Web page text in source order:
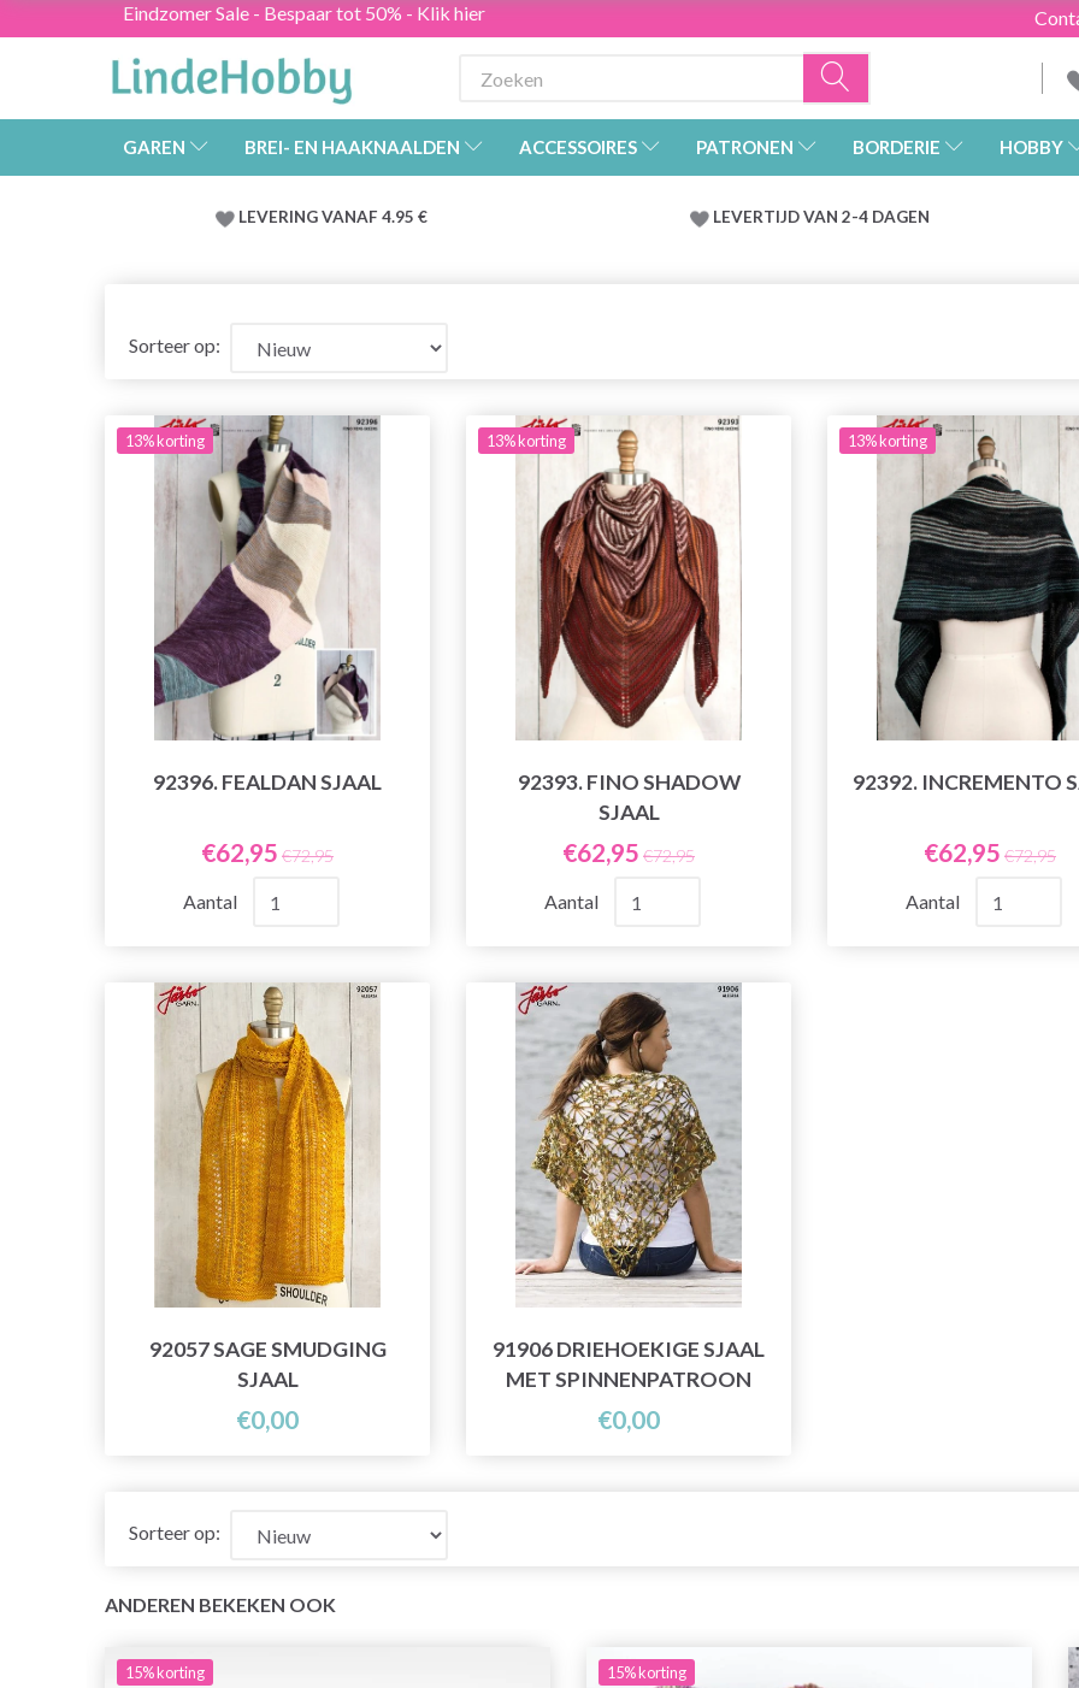
Eindzomer Sale - Bespaar tot 50% - Klik hier
GAREN BREI- EN HAAKNAALDEN ACCESSOIRES PATRONEN BORDERIE HOBBY
LEVERING VANAF 4.95 € LEVERTIJD VAN 2-4 DAGEN
Sorteer op:
13% korting
92396. FEALDAN SJAAL
€62,95 €72,95
Aantal
13% korting
92393. FINO SHADOW
SJAAL
€62,95 €72,95
Aantal
13% korting
92392. INCREMENTO
€62,95 €72,95
Aantal
92057 SAGE SMUDGING
SJAAL
€0,00
91906 DRIEHOEKIGE SJAAL
MET SPINNENPATROON
€0,00
Sorteer op:
ANDEREN BEKEKEN OOK
15%korting 15%korting